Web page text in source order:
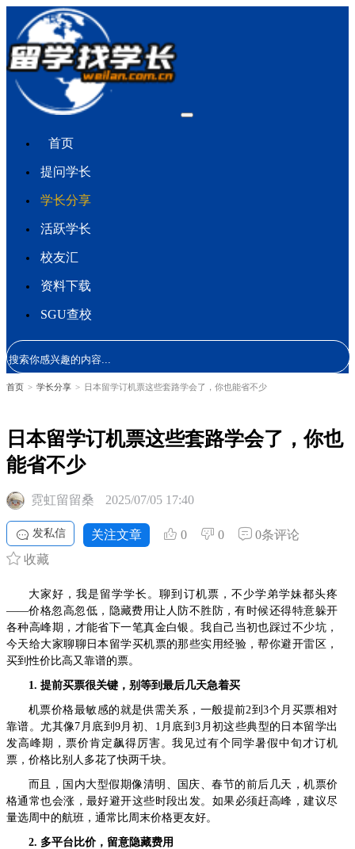
首页
提问学长
学长分享
活跃学长
校友汇
资料下载
SGU查校
首页 > 学长分享 > 日本留学订机票这些套路学会了，你也能省不少
日本留学订机票这些套路学会了，你也
能省不少
霓虹留留桑 2025/07/05 17:40
发私信 关注文章 0 0
0条评论
收藏
大家好，我是留学学长。聊到订机票，不少学弟学妹都头疼
——价格忽高忽低，隐藏费用让人防不胜防，有时候还得特意躲开
各种高峰期，才能省下一笔真金白银。我自己当初也踩过不少坑，
今天给大家聊聊日本留学买机票的那些实用经验，帮你避开雷区，
买到性价比高又靠谱的票。
1. 提前买票很关键，别等到最后几天急着买
机票价格最敏感的就是供需关系，一般提前2到3个月买票相对
靠谱。尤其像7月底到9月初、1月底到3月初这些典型的日本留学出
发高峰期，票价肯定飙得厉害。我见过有个同学暑假中旬才订机
票，价格比别人多花了快两千块。
而且，国内大型假期像清明、国庆、春节的前后几天，机票价
格通常也会涨，最好避开这些时段出发。如果必须赶高峰，建议尽
量选周中的航班，通常比周末价格更友好。
2. 多平台比价，留意隐藏费用